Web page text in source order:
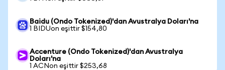
Baidu (Ondo Tokenized)'dan Avustralya Doları'na
1 BIDUon eşittir $154,80
Accenture (Ondo Tokenized)'dan Avustralya
Doları'na
1 ACNon eşittir $253,68